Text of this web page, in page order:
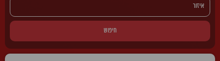
חיפוש